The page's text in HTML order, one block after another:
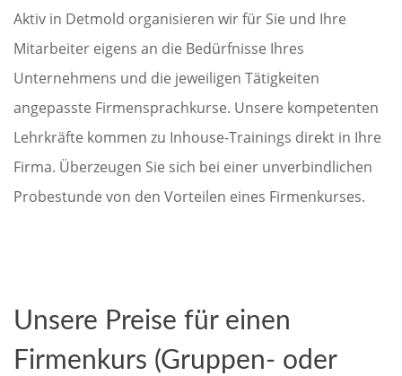
Aktiv in Detmold organisieren wir für Sie und Ihre
Mitarbeiter eigens an die Bedürfnisse Ihres
Unternehmens und die jeweiligen Tätigkeiten
angepasste Firmensprachkurse. Unsere kompetenten
Lehrkräfte kommen zu Inhouse-Trainings direkt in Ihre
Firma. Überzeugen Sie sich bei einer unverbindlichen
Probestunde von den Vorteilen eines Firmenkurses.
Unsere Preise für einen
Firmenkurs (Gruppen- oder